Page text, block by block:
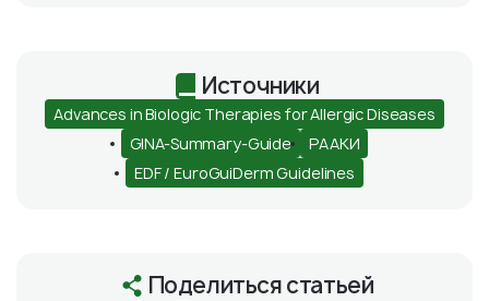
Источники
Advances in Biologic Therapies for Allergic Diseases
GINA-Summary-Guide
РААКИ
EDF / EuroGuiDerm Guidelines
Поделиться статьей